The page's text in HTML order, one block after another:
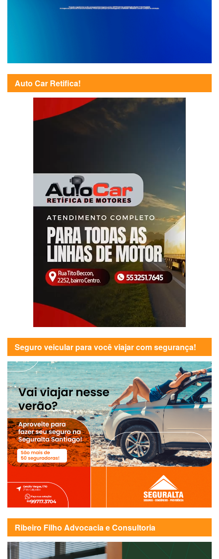
Auto Car Retifica!
Seguro veicular para você viajar com segurança!
Ribeiro Filho Advocacia e Consultoria